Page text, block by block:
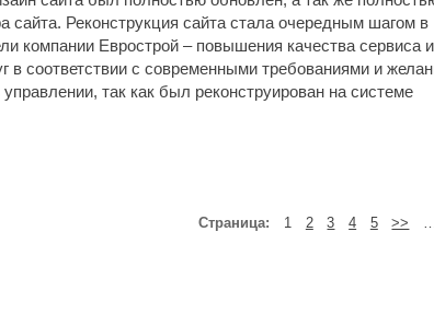
сайта. Реконструкция сайта стала очередным шагом в
компании Еврострой – повышения качества сервиса и
в соответствии с современными требованиями и
так как был реконструирован на системе
Страница: 1 2 3 4 5 >>